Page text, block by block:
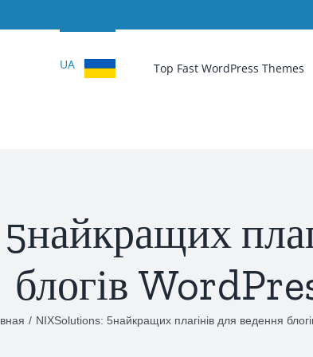
UA Top Fast WordPress Themes
блогів
/ NIXSolutions: 5найкращих плагінів для ведення